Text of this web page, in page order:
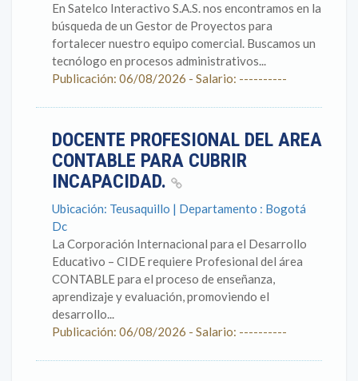
En Satelco Interactivo S.A.S. nos encontramos en la
búsqueda de un Gestor de Proyectos para
fortalecer nuestro equipo comercial. Buscamos un
tecnólogo en procesos administrativos...
Publicación: 06/08/2026 - Salario: ----------
DOCENTE PROFESIONAL DEL AREA
CONTABLE PARA CUBRIR
INCAPACIDAD.
Ubicación: Teusaquillo | Departamento : Bogotá
Dc
La Corporación Internacional para el Desarrollo
Educativo – CIDE requiere Profesional del área
CONTABLE para el proceso de enseñanza,
aprendizaje y evaluación, promoviendo el
desarrollo...
Publicación: 06/08/2026 - Salario: ----------